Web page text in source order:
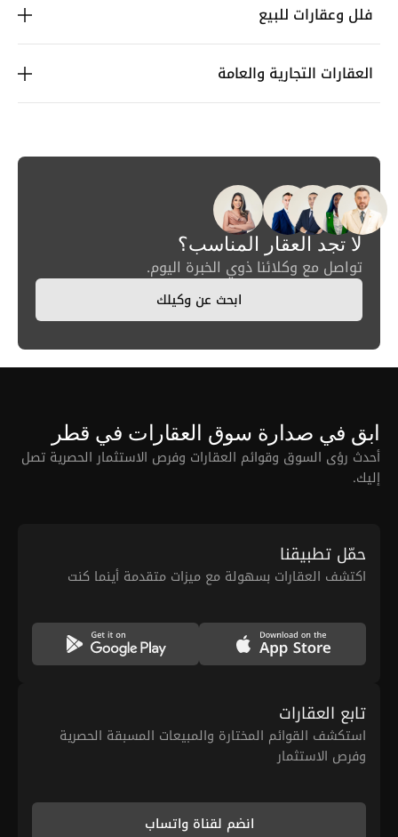
فلل وعقارات للبيع
العقارات التجارية والعامة
لا تجد العقار المناسب؟
تواصل مع وكلائنا ذوي الخبرة اليوم.
ابحث عن وكيلك
ابق في صدارة سوق العقارات في قطر
أحدث رؤى السوق وقوائم العقارات وفرص الاستثمار الحصرية تصل
إليك.
حمّل تطبيقنا
اكتشف العقارات بسهولة مع ميزات متقدمة أينما كنت
تابع العقارات
استكشف القوائم المختارة والمبيعات المسبقة الحصرية
وفرص الاستثمار
انضم لقناة واتساب